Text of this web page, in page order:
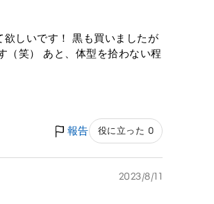
しいです！ 黒も買いましたが
（笑） あと、体型を拾わない程
報告 役に立った 0
2023/8/11